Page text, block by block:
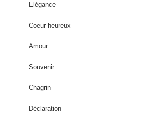
Elégance
Coeur heureux
Amour
Souvenir
Chagrin
Déclaration